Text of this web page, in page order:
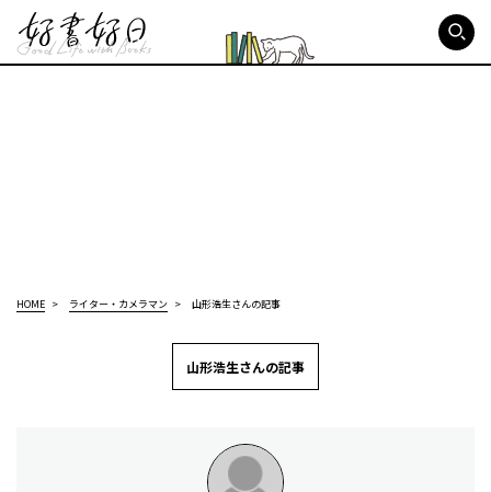
HOME ライター・カメラマン 山形浩生さんの記事
山形浩生さんの記事